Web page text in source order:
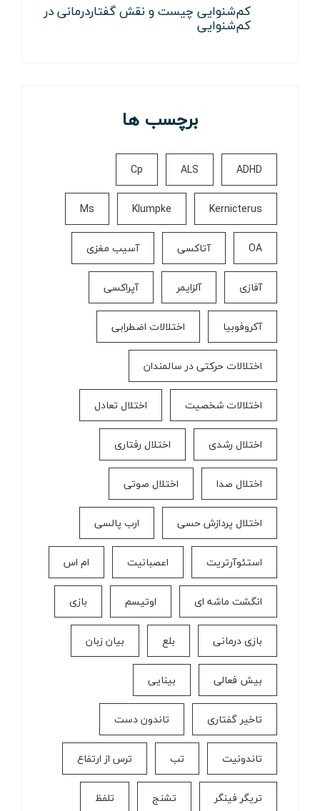
کم‌شنوایی چیست و نقش گفتاردرمانی در
کم‌شنوایی
برچسب ها
ADHD
ALS
Cp
Kernicterus
Klumpke
Ms
OA آتاکسی آسیب مغزی
آفازی آلزایمر آپراکسی
آکروفوبیا اختلالات اضطرابی
اختلالات حرکتی در سالمندان
اختلالات شخصیت اختلال تعادل
اختلال رشدی اختلال رفتاری
اختلال صدا اختلال صوتی
اختلال پردازش حسی ارب پالسی
استئوآرتریت اعصبانیت ام اس
انگشت ماشه ای اوتیسم بازی
بازی درمانی بلع بیان زبان
بیش فعالی بینایی
تاخیر گفتاری تاندون دست
تاندونیت تب ترس از ارتفاع
تریگر فینگر تشنج تلفظ